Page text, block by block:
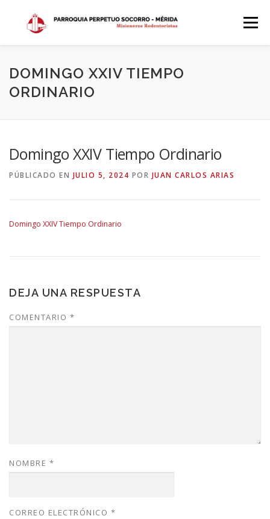
contenido
Menú
INICIO DÓNDE ESTAMOS HISTORIA
SACRAMENTOS CALENDARIO PARROQUIAL 2024
DOMINGO XXIV TIEMPO
ORDINARIO
Domingo XXIV Tiempo Ordinario
PÚBLICADO EN JULIO 5, 2024 POR JUAN CARLOS ARIAS
Domingo XXIV Tiempo Ordinario
DEJA UNA RESPUESTA
COMENTARIO *
NOMBRE *
CORREO ELECTRÓNICO *